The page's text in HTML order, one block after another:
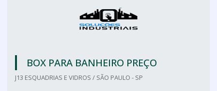
BOX PARA BANHEIRO PREÇO
J13 ESQUADRIAS E VIDROS / SÃO PAULO - SP